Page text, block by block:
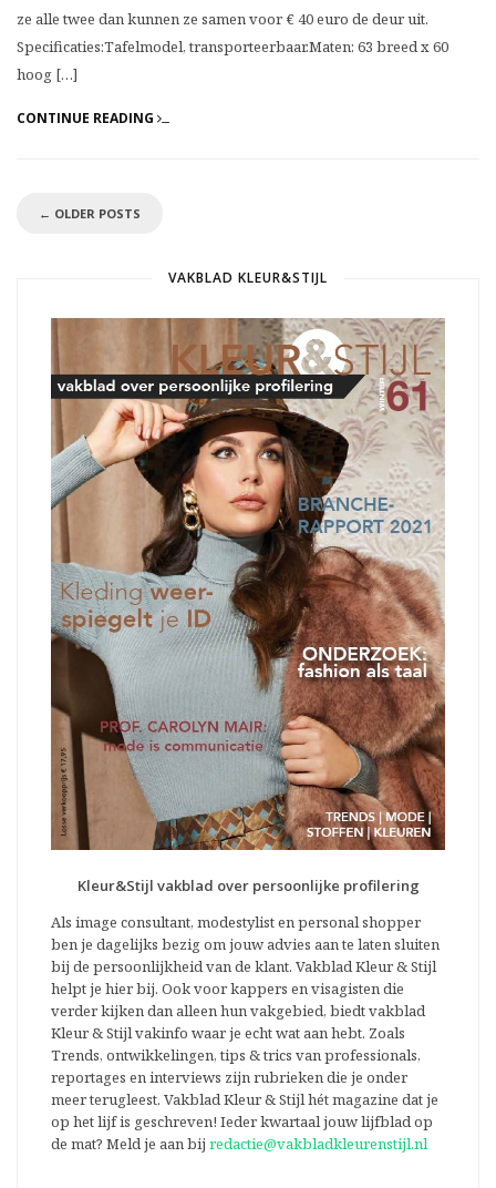
ze alle twee dan kunnen ze samen voor € 40 euro de deur uit.
Specificaties:Tafelmodel, transporteerbaar.Maten: 63 breed x 60
hoog […]
CONTINUE READING
← OLDER POSTS
VAKBLAD KLEUR&STIJL
Kleur&Stijl vakblad over persoonlijke profilering
Als image consultant, modestylist en personal shopper
ben je dagelijks bezig om jouw advies aan te laten sluiten
bij de persoonlijkheid van de klant. Vakblad Kleur & Stijl
helpt je hier bij. Ook voor kappers en visagisten die
verder kijken dan alleen hun vakgebied, biedt vakblad
Kleur & Stijl vakinfo waar je echt wat aan hebt. Zoals
Trends, ontwikkelingen, tips & trics van professionals,
reportages en interviews zijn rubrieken die je onder
meer terugleest. Vakblad Kleur & Stijl hét magazine dat je
op het lijf is geschreven! Ieder kwartaal jouw lijfblad op
de mat? Meld je aan bij redactie@vakbladkleurenstijl.nl